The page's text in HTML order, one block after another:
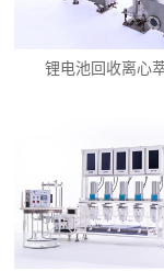
锂电池回收离心